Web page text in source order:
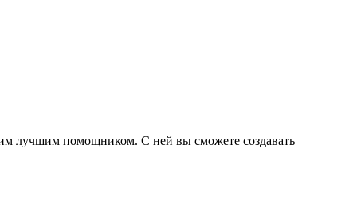
лучшим помощником. С ней вы сможете создавать